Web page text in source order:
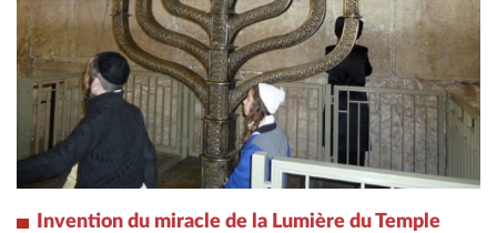
Invention du miracle de la Lumière du Temple